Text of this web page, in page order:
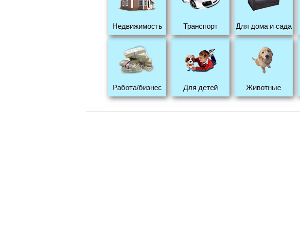
Недвижимость Транспорт Для дома и сада
Работа/бизнес Для детей Животные